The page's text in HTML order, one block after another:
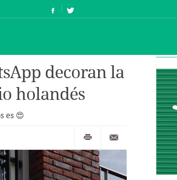
decoran la
holandés
es 😍